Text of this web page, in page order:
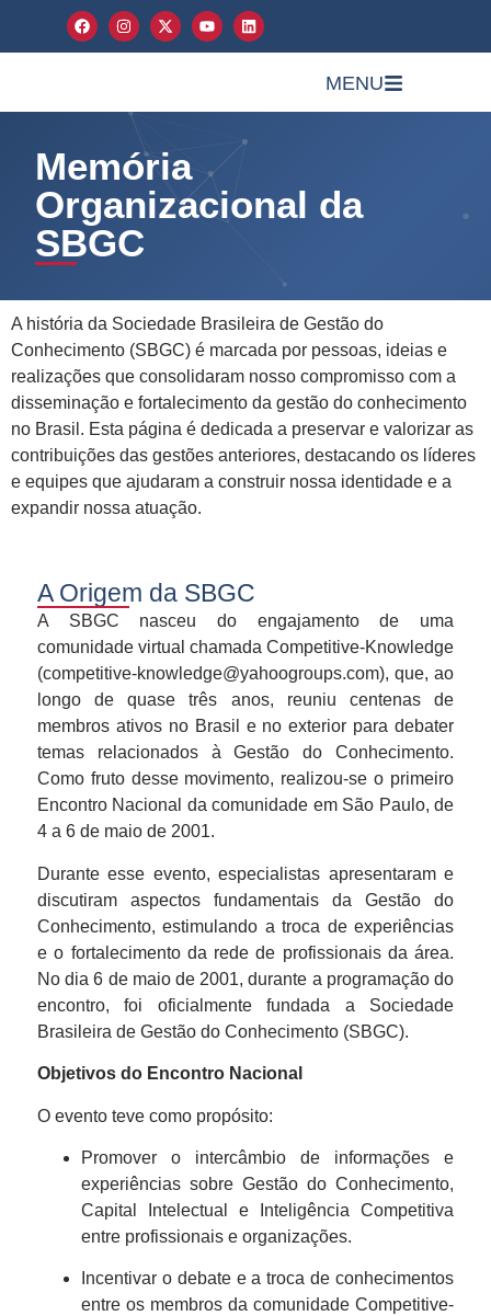
MENU
Memória
Organizacional da
SBGC
A história da Sociedade Brasileira de Gestão do
Conhecimento (SBGC) é marcada por pessoas, ideias e
realizações que consolidaram nosso compromisso com a
disseminação e fortalecimento da gestão do conhecimento
no Brasil. Esta página é dedicada a preservar e valorizar as
contribuições das gestões anteriores, destacando os líderes
e equipes que ajudaram a construir nossa identidade e a
expandir nossa atuação.
A Origem da SBGC
A SBGC nasceu do engajamento de uma
comunidade virtual chamada Competitive-Knowledge
(competitive-knowledge@yahoogroups.com), que, ao
longo de quase três anos, reuniu centenas de
membros ativos no Brasil e no exterior para debater
temas relacionados à Gestão do Conhecimento.
Como fruto desse movimento, realizou-se o primeiro
Encontro Nacional da comunidade em São Paulo, de
4 a 6 de maio de 2001.
Durante esse evento, especialistas apresentaram e
discutiram aspectos fundamentais da Gestão do
Conhecimento, estimulando a troca de experiências
e o fortalecimento da rede de profissionais da área.
No dia 6 de maio de 2001, durante a programação do
encontro, foi oficialmente fundada a Sociedade
Brasileira de Gestão do Conhecimento (SBGC).
Objetivos do Encontro Nacional
O evento teve como propósito:
Promover o intercâmbio de informações e
experiências sobre Gestão do Conhecimento,
Capital Intelectual e Inteligência Competitiva
entre profissionais e organizações.
Incentivar o debate e a troca de conhecimentos
entre os membros da comunidade Competitive-